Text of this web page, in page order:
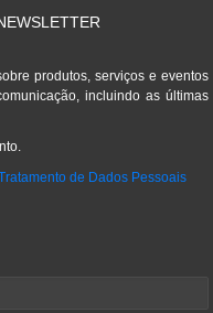
produtos, serviços e eventos
incluindo as últimas
de Dados Pessoais